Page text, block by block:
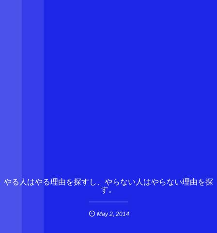
やる人はやる理由を探すし、やらない人はやらない理由を探
す。
May 2 ,2014